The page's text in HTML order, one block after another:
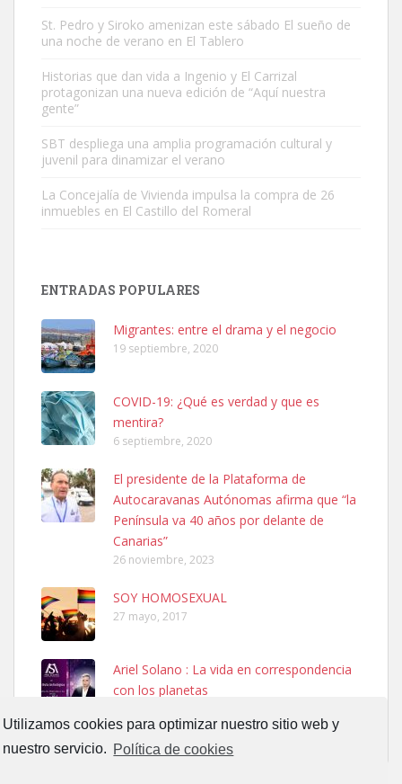
Utilizamos cookies para optimizar nuestro sitio web y
nuestro servicio. Política de cookies
Gato manso encontrado
Este gato macho ha aparecido en la calle hace menos de un mes,
es muy manso y extremadamente cari...
hembra, 4 años. Por motivos personales ...
Leales.org » Gran Canaria
SHIBA PERDIDO AVDA JOSE MESA Y LOPEZ
PERRO MACHO RAZA SHIBA CON MICROCHIP PERDIDO HOY
06/07/2025 ZONA MESA Y LOPEZ. ES MUY ASUSTADIZO
Leales.org » Gran Canaria
Ninfa perdida
calle, se perdió por la zon...
Leales.org » Gran Canaria | 6.7.2025
St. Pedro y Siroko amenizan este sábado El sueño de
una noche de verano en El Tablero
Historias que dan vida a Ingenio y El Carrizal
protagonizan una nueva edición de “Aquí nuestra
gente”
SBT despliega una amplia programación cultural y
juvenil para dinamizar el verano
La Concejalía de Vivienda impulsa la compra de 26
inmuebles en El Castillo del Romeral
ENTRADAS POPULARES
Migrantes: entre el drama y el negocio
19 septiembre, 2020
COVID-19: ¿Qué es verdad y que es
mentira?
6 septiembre, 2020
El presidente de la Plataforma de
Autocaravanas Autónomas afirma que “la
Península va 40 años por delante de
Canarias”
26 noviembre, 2023
SOY HOMOSEXUAL
27 mayo, 2017
Ariel Solano : La vida en correspondencia
con los planetas